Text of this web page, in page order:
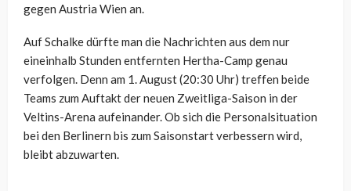
gegen Austria Wien an.
Auf Schalke dürfte man die Nachrichten aus dem nur
eineinhalb Stunden entfernten Hertha-Camp genau
verfolgen. Denn am 1. August (20:30 Uhr) treffen beide
Teams zum Auftakt der neuen Zweitliga-Saison in der
Veltins-Arena aufeinander. Ob sich die Personalsituation
bei den Berlinern bis zum Saisonstart verbessern wird,
bleibt abzuwarten.